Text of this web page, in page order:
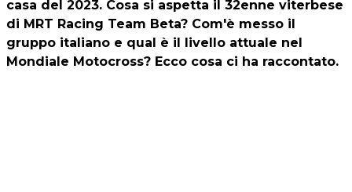
casa del 2023. Cosa si aspetta il 32enne viterbese
di MRT Racing Team Beta? Com'è messo il
gruppo italiano e qual è il livello attuale nel
Mondiale Motocross? Ecco cosa ci ha raccontato.